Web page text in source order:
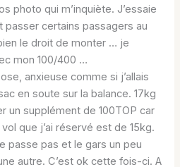
photo qui m’inquiète. J’essaie
passer certains passagers au
le droit de monter … je
mon 100/400 …
anxieuse comme si j’allais
en soute sur la balance. 17kg
un supplément de 100TOP car
que j’ai réservé est de 15kg.
passe pas et le gars un peu
autre. C’est ok cette fois-ci. A